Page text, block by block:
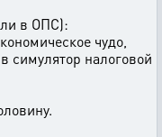
в ОПС):
чудо,
симулятор налоговой